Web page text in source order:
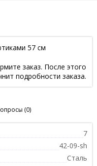
57 см
заказ. После этого
подробности заказа.
(0)
7
42-09-sh
Сталь